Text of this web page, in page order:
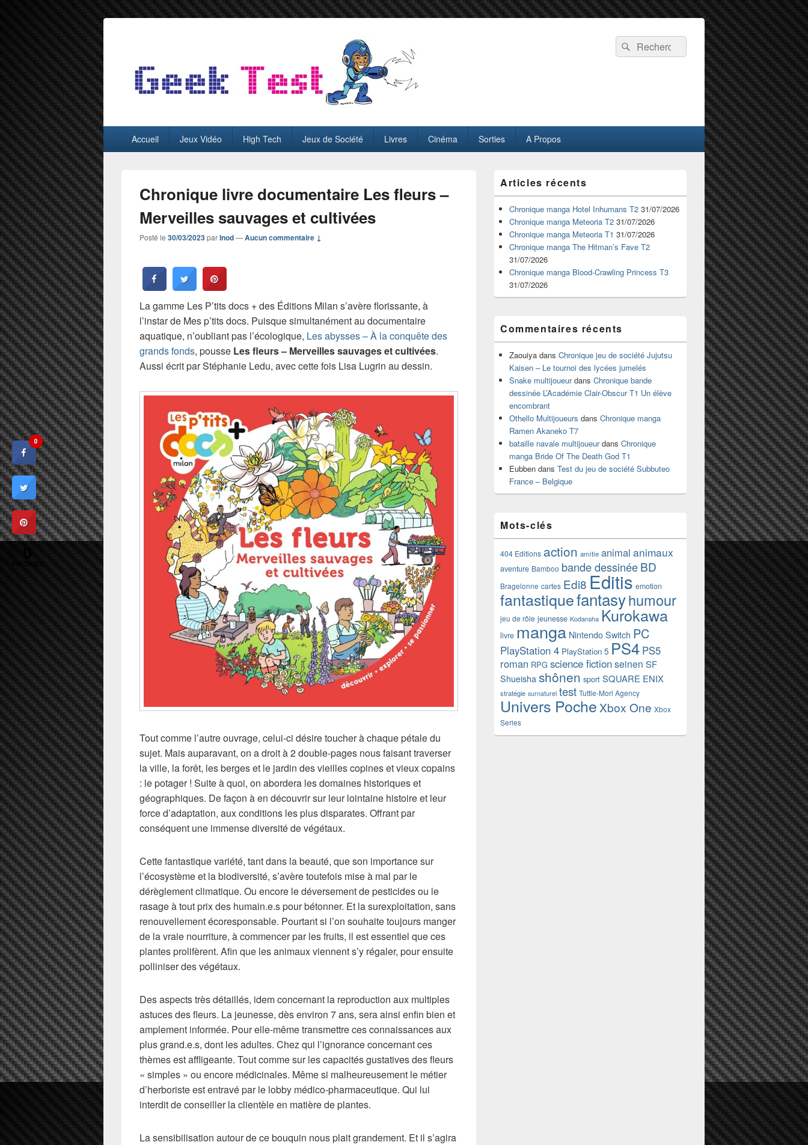
GeekTest
Recherche :
Rechercher
principalAccueil Jeux Vidéo High Tech Jeux de Société Livres Cinéma Sorties A Propos
Chronique livre documentaire Les fleurs –
Merveilles sauvages et cultivées
Posté le 30/03/2023parInod—Aucun commentaire ↓
La gamme Les P’tits docs + des Éditions Milan s’avère florissante, à
l’instar de Mes p’tits docs. Puisque simultanément au documentaire
aquatique, n’oubliant pas l’écologique, Les abysses – À la conquête des
grands fonds, pousse Les fleurs – Merveilles sauvages et cultivées.
Aussi écrit par Stéphanie Ledu, avec cette fois Lisa Lugrin au dessin.
Tout comme l’autre ouvrage, celui-ci désire toucher à chaque pétale du
sujet. Mais auparavant, on a droit à 2 double-pages nous faisant traverser
la ville, la forêt, les berges et le jardin des vieilles copines et vieux copains
: le potager ! Suite à quoi, on abordera les domaines historiques et
géographiques. De façon à en découvrir sur leur lointaine histoire et leur
force d’adaptation, aux conditions les plus disparates. Offrant par
conséquent une immense diversité de végétaux.
Cette fantastique variété, tant dans la beauté, que son importance sur
l’écosystème et la biodiversité, s’avère toutefois mise à mal par le
dérèglement climatique. Ou encore le déversement de pesticides ou le
rasage à tout prix des humain.e.s pour bétonner. Et la surexploitation, sans
renouvellement écoresponsable. Pourtant si l’on souhaite toujours manger
de la vraie nourriture, à commencer par les fruits, il est essentiel que ces
plantes prolifèrent. Afin que les animaux viennent s’y régaler, pour ensuite
polliniser des végétaux.
Des aspects très détaillés, idem concernant la reproduction aux multiples
astuces des fleurs. La jeunesse, dès environ 7 ans, sera ainsi enfin bien et
amplement informée. Pour elle-même transmettre ces connaissances aux
plus grand.e.s, dont les adultes. Chez qui l’ignorance concernant ces
thèmes est affligeante. Tout comme sur les capacités gustatives des fleurs
« simples » ou encore médicinales. Même si malheureusement le métier
d’herboriste est entravé par le lobby médico-pharmaceutique. Qui lui
interdit de conseiller la clientèle en matière de plantes.
La sensibilisation autour de ce bouquin nous plait grandement. Et il s’agira
principale
de
widget
pour
barre
latérale
Articles récents
Chronique manga Hotel Inhumans T2 31/07/2026
Chronique manga Meteoria T2 31/07/2026
Chronique manga Meteoria T1 31/07/2026
Chronique manga The Hitman’s Fave T2
31/07/2026
Chronique manga Blood-Crawling Princess T3
31/07/2026
Commentaires récents
Zaouiya dans Chronique jeu de société Jujutsu
Kaisen – Le tournoi des lycées jumelés
Snake multijoueurdans Chronique bande
dessinée L’Académie Clair-Obscur T1 Un élève
encombrant
Othello Multijoueurs dans Chronique manga
Ramen Akaneko T7
bataille navale multijoueurdans Chronique
manga Bride Of The Death God T1
Eubben dans Test du jeu de société Subbuteo
France – Belgique
Mots-clés
404 Editions action amitie animal animaux
aventure Bamboo bande dessinéeBD
Bragelonne cartes Edi8 Editis emotion
fantastiquefantasyhumour
jeu de rôle jeunesse Kodansha Kurokawa
livre manga Nintendo Switch PC
PlayStation 4 PlayStation 5 PS4 PS5
roman RPG science fictionseinen SF
Shueisha shônen sport SQUARE ENIX
stratégie surnaturel test Tuttle-Mori Agency
Univers Poche Xbox One Xbox
Series
0